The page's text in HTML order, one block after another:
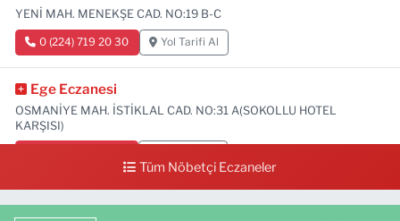
YENİ MAH. MENEKŞE CAD. NO:19 B-C
0 (224) 719 20 30 Yol Tarifi Al
Ege Eczanesi
OSMANİYE MAH. İSTİKLAL CAD. NO:31 A(SOKOLLU HOTEL
KARŞISI)
Tüm Nöbetçi Eczaneler